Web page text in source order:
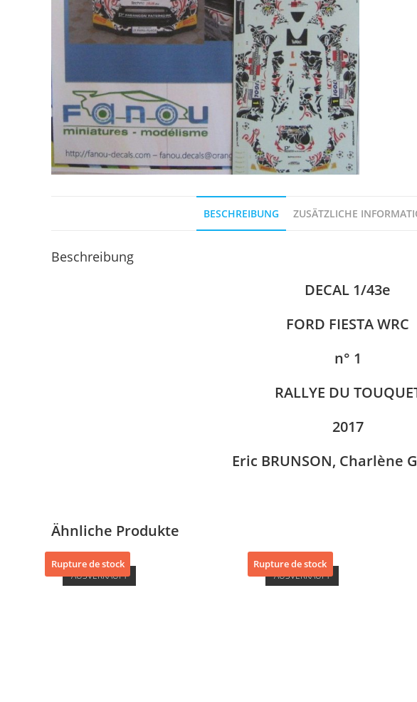
BESCHREIBUNG ZUSÄTZLICHE
Beschreibung
DECAL 1/43e
FORD FIESTA WRC
n° 1
RALLYE DU
2017
Eric BRUNSON, Charlène
Ähnliche Produkte
Rupture de stock
AUSVERKAUFT
Rupture de stock
AUSVERKAUFT